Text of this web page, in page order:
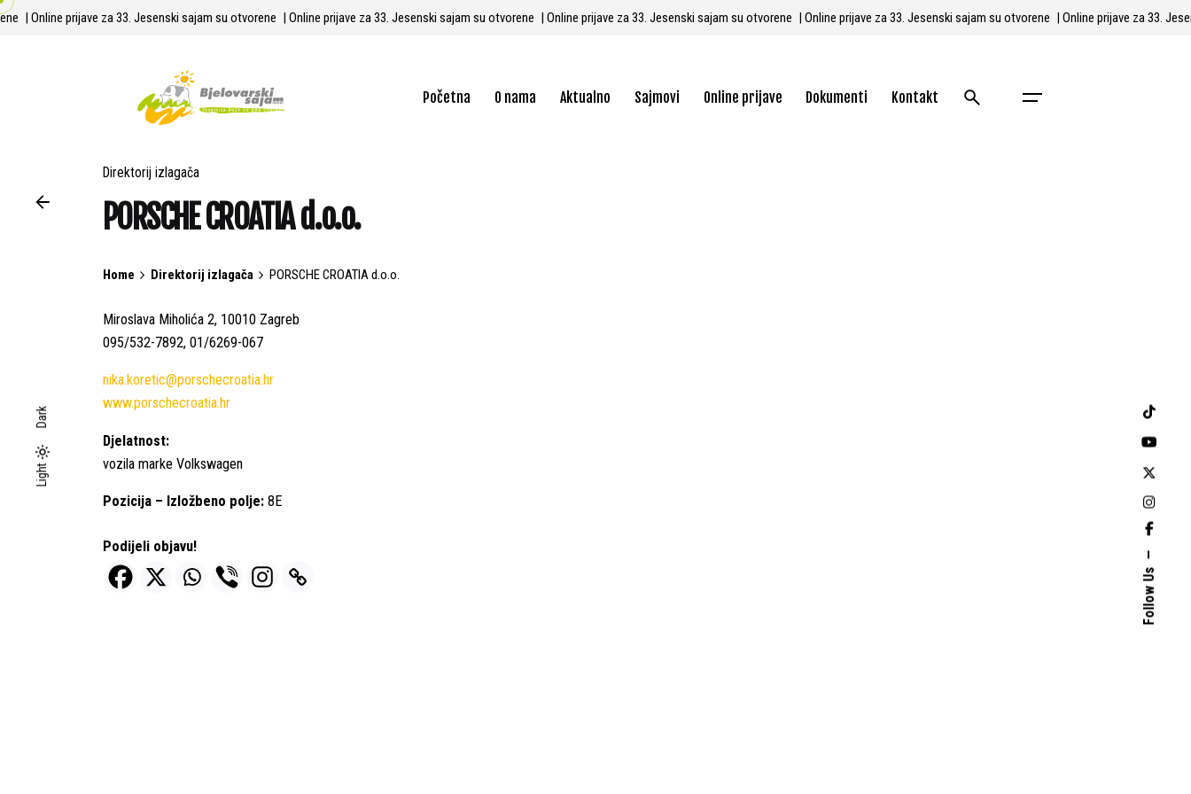
Light
Dark
Light
Dark
Follow Us
Skip
| Online prijave za 33. Jesenski sajam su otvorene | Online prijave za 33. Jesenski sajam su otvorene | Online prijave za 33. Jesenski sajam su otvorene | Online prijave za 33. Jesenski sajam su otvorene | Online prijave za 33.
Početna O nama Aktualno Sajmovi Online prijave Dokumenti Kontakt
Direktorij izlagača
PORSCHE CROATIA d.o.o.
Home Direktorij izlagača PORSCHE CROATIA d.o.o.
Miroslava Miholića 2, 10010 Zagreb
095/532-7892, 01/6269-067
nika.koretic@porschecroatia.hr
www.porschecroatia.hr
Djelatnost:
vozila marke Volkswagen
Pozicija – Izložbeno polje: 8E
Podijeli objavu!